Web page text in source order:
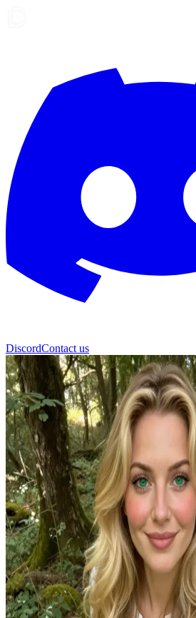
DiscordContact us